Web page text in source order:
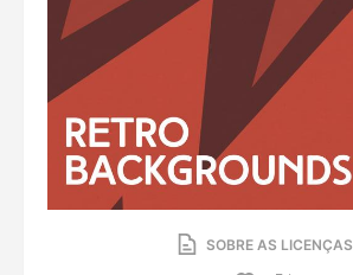
SOBRE AS LICENÇAS